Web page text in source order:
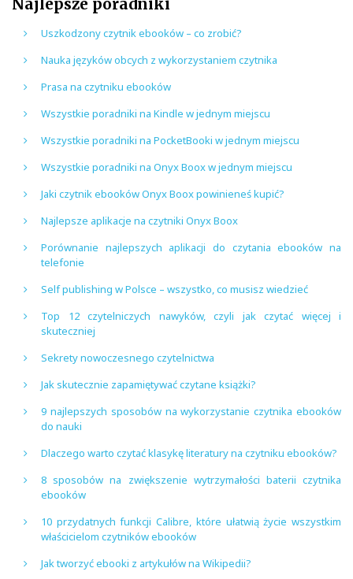
Najlepsze poradniki
Uszkodzony czytnik ebooków – co zrobić?
Nauka języków obcych z wykorzystaniem czytnika
Prasa na czytniku ebooków
Wszystkie poradniki na Kindle w jednym miejscu
Wszystkie poradniki na PocketBooki w jednym miejscu
Wszystkie poradniki na Onyx Boox w jednym miejscu
Jaki czytnik ebooków Onyx Boox powinieneś kupić?
Najlepsze aplikacje na czytniki Onyx Boox
Porównanie najlepszych aplikacji do czytania ebooków na
telefonie
Self publishing w Polsce – wszystko, co musisz wiedzieć
Top 12 czytelniczych nawyków, czyli jak czytać więcej i
skuteczniej
Sekrety nowoczesnego czytelnictwa
Jak skutecznie zapamiętywać czytane książki?
9 najlepszych sposobów na wykorzystanie czytnika ebooków
do nauki
Dlaczego warto czytać klasykę literatury na czytniku ebooków?
8 sposobów na zwiększenie wytrzymałości baterii czytnika
ebooków
10 przydatnych funkcji Calibre, które ułatwią życie wszystkim
właścicielom czytników ebooków
Jak tworzyć ebooki z artykułów na Wikipedii?